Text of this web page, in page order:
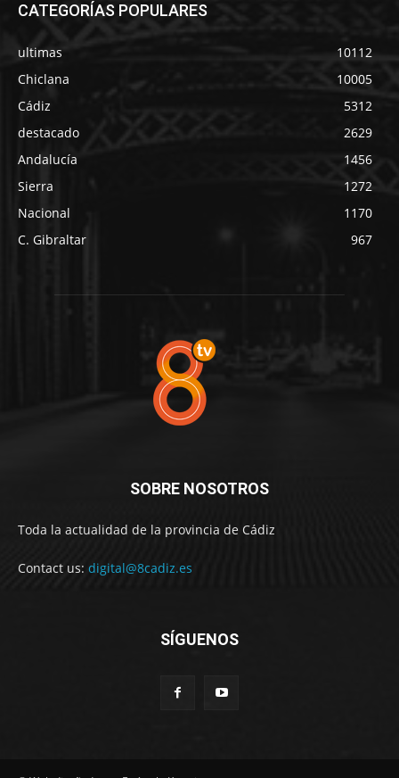
CATEGORÍAS POPULARES
ultimas
10112
Chiclana
10005
Cádiz
5312
destacado
2629
Andalucía
1456
Sierra
1272
Nacional
1170
C. Gibraltar
967
SOBRE NOSOTROS
Toda la actualidad de la provincia de Cádiz
Contact us: digital@8cadiz.es
SÍGUENOS